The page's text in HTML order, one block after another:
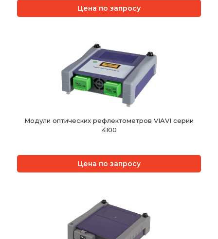
Цена по запросу
Модули оптических рефлектометров VIAVI серии
4100
Цена по запросу